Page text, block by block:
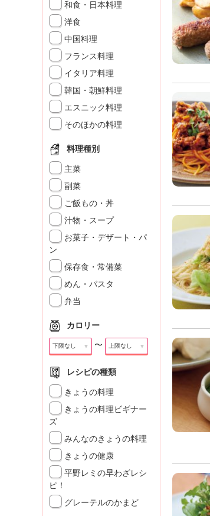
N
H
K
エ
デ
ケ
シ
ョ
ナ
ル
「
み
ん
の
き
ょ
う
の
料
理
」
和食・日本料理
洋食
中国料理
フランス料理
イタリア料理
韓国・朝鮮料理
エスニック料理
そのほかの料理
料理種別
主菜
副菜
ご飯もの・丼
汁物・スープ
お菓子・デザート・パ
ン
保存食・常備菜
めん・パスタ
弁当
カロリー
▼ 〜 ▼
レシピの種類
きょうの料理
きょうの料理ビギナー
ズ
みんなのきょうの料理
きょうの健康
平野レミの早わざレシ
ピ！
グレーテルのかまど